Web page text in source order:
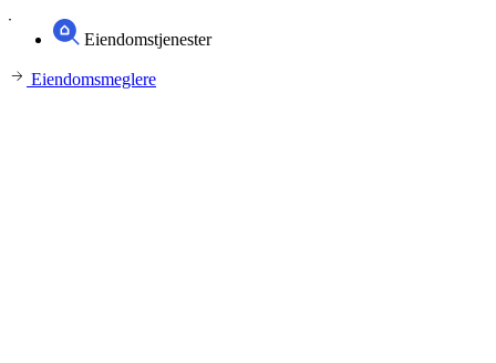
Eiendomstjenester
Eiendomsmeglere